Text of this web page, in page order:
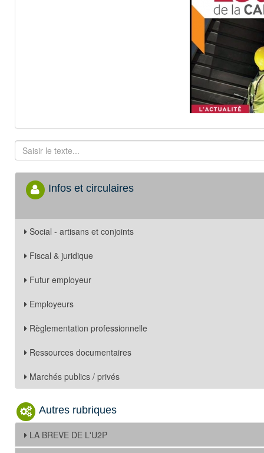
Infos et circulaires
Social - artisans et conjoints
Fiscal & juridique
Futur employeur
Employeurs
Règlementation professionnelle
Ressources documentaires
Marchés publics / privés
Autres rubriques
LA BREVE DE L'U2P